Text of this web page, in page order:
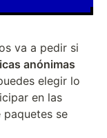
va a pedir si
anónimas
elegir lo
en las
se